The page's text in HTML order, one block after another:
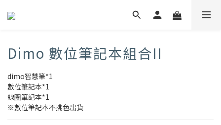
Dimo 數位筆記本組合II
dimo智慧筆*1
數位筆記本*1
線圈筆記本*1
※數位筆記本不挑色出貨